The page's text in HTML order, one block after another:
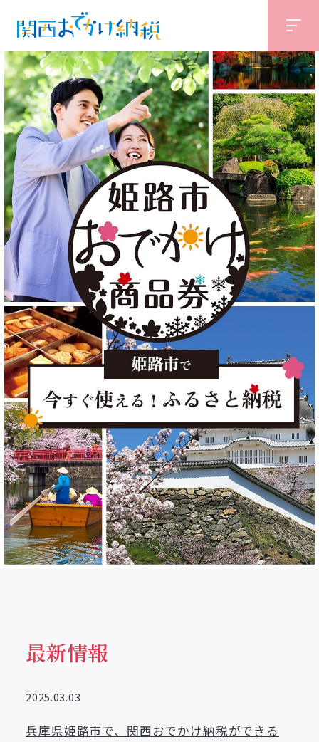
最新情報
2025.03.03
兵庫県姫路市で、関西おでかけ納税ができる